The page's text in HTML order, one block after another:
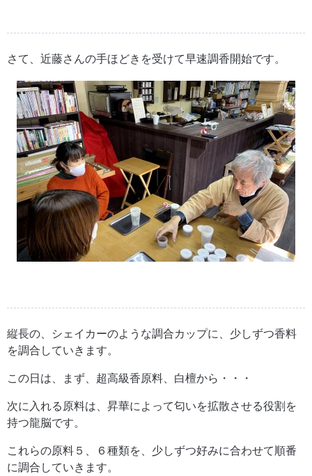
さて、近藤さんの手ほどきを受けて早速調香開始です。
縦長の、シェイカーのような調合カップに、少しずつ香料
を調合していきます。
この日は、まず、超高級香原料、白檀から・・・
次に入れる原料は、昇華によって匂いを拡散させる役割を
持つ龍脳です。
これらの原料５、６種類を、少しずつ好みに合わせて順番
に調合していきます。